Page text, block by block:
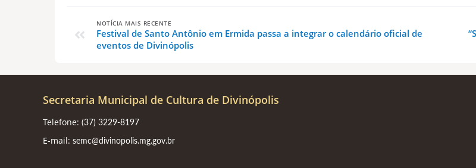
NOTÍCIA MAIS RECENTE
Festival de Santo Antônio em Ermida passa a integrar o calendário oficial de
eventos de Divinópolis
Secretaria Municipal de Cultura de Divinópolis
Telefone: (37) 3229-8197
E-mail: semc@divinopolis.mg.gov.br